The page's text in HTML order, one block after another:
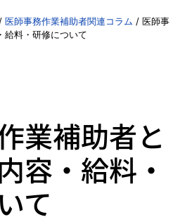
/ 医師事務作業補助者関連コラム / 医師事
給料・研修について
業補助者と
容・給料・
て